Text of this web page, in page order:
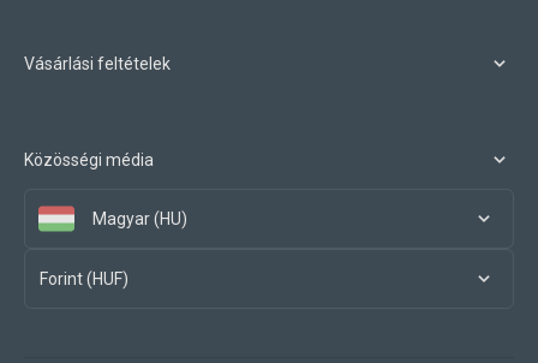
Vásárlási feltételek
Közösségi média
Magyar (HU)
Forint (HUF)